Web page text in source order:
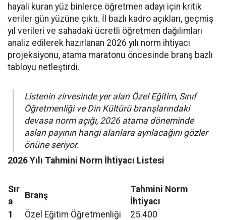
hayali kuran yüz binlerce öğretmen adayı için kritik
veriler gün yüzüne çıktı. İl bazlı kadro açıkları, geçmiş
yıl verileri ve sahadaki ücretli öğretmen dağılımları
analiz edilerek hazırlanan 2026 yılı norm ihtiyacı
projeksiyonu, atama maratonu öncesinde branş bazlı
tabloyu netleştirdi.
Listenin zirvesinde yer alan Özel Eğitim, Sınıf
Öğretmenliği ve Din Kültürü branşlarındaki
devasa norm açığı, 2026 atama döneminde
aslan payının hangi alanlara ayrılacağını gözler
önüne seriyor.
2026 Yılı Tahmini Norm İhtiyacı Listesi
Sır
a
Branş
Tahmini Norm
İhtiyacı
1
Özel Eğitim Öğretmenliği
25.400